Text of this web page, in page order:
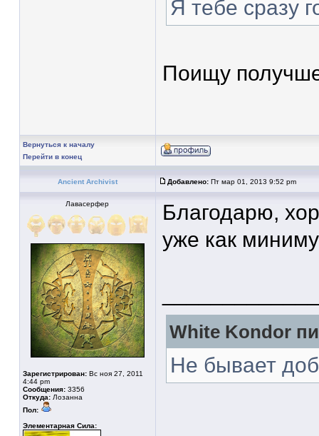
Я тебе сразу
Поищу
Вернуться к началу
Перейти в конец
Ancient Archivist Добавлено: Пт мар 01, 2013 9:52 pm
Лавасерфер
Зарегистрирован: Вс ноя 27, 2011
4:44 pm
Сообщения: 3356
Откуда: Лозанна
Пол:
Элементарная Сила:
Благодарю,
уже как
White Kondor
Не бывает